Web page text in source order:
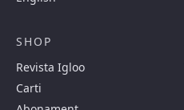
SHOP
Revista Igloo
Carti